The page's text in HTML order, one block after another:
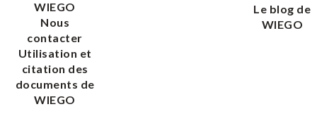
WIEGO
Nous
contacter
Utilisation et
citation des
documents de
WIEGO
Le blog de
WIEGO